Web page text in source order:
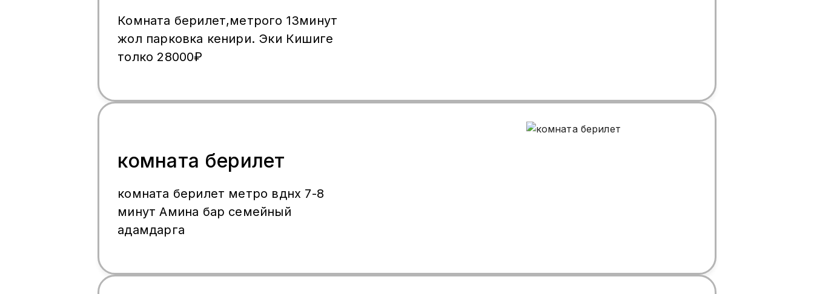
Комната берилет,метрого 13минут
жол парковка кенири. Эки Кишиге
толко 28000₽
комната берилет
комната берилет метро вднх 7-8
минут Амина бар семейный
адамдарга